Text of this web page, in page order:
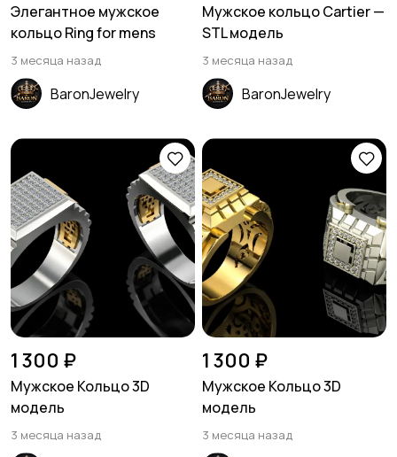
Элегантное мужское
кольцо Ring for mens
3 месяца назад
BaronJewelry
Мужское кольцо Cartier —
STL модель
3 месяца назад
BaronJewelry
1 300 ₽
Мужское Кольцо 3D
модель
3 месяца назад
1 300 ₽
Мужское Кольцо 3D
модель
3 месяца назад